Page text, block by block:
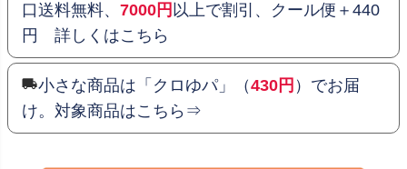
口送料無料、 7000円 以上で割引、クール便＋440
円 詳しくはこちら
小さな商品は「クロゆパ」（430円 ）でお届
け。対象商品はこちら⇒